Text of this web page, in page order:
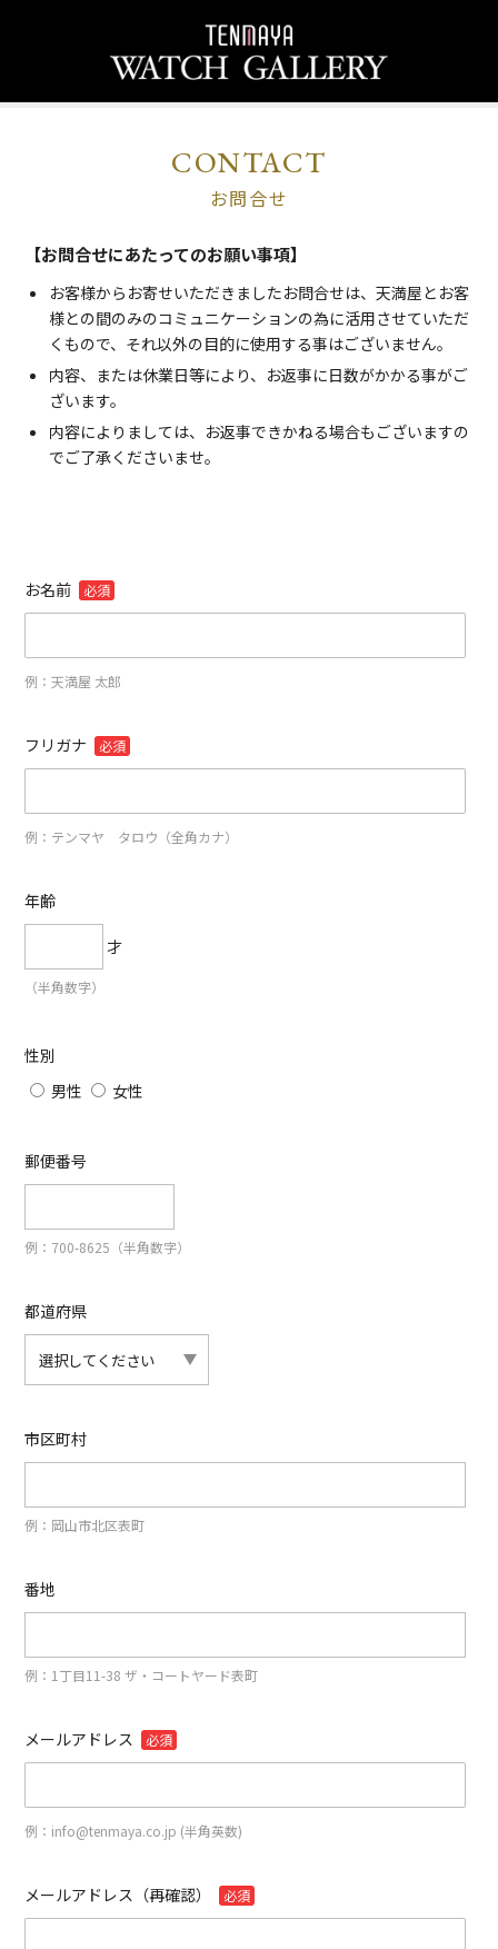
CONTACT
お問合せ
【お問合せにあたってのお願い事項】
お客様からお寄せいただきましたお問合せは、天満屋とお客
様との間のみのコミュニケーションの為に活用させていただ
くもので、それ以外の目的に使用する事はございません。
内容、または休業日等により、お返事に日数がかかる事がご
ざいます。
内容によりましては、お返事できかねる場合もございますの
でご了承くださいませ。
お名前 必須
例：天満屋 太郎
フリガナ 必須
例：テンマヤ タロウ（全角カナ）
年齢
才
（半角数字）
性別
男性
女性
郵便番号
例：700-8625（半角数字）
都道府県
市区町村
例：岡山市北区表町
番地
例：1丁目11-38 ザ・コートヤード表町
メールアドレス 必須
例：info@tenmaya.co.jp (半角英数)
メールアドレス（再確認） 必須